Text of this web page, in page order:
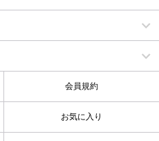
会員規約
お気に入り